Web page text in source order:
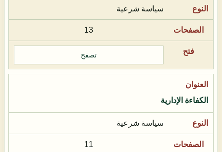
سياسة شرعية
13
تصفح
الكفاءة الإدارية
سياسة شرعية
11